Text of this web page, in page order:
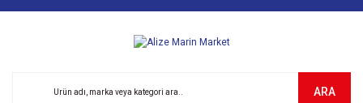
ARA